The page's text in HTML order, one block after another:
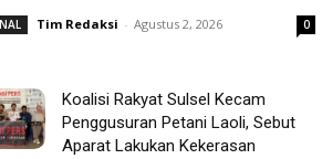
Tim Redaksi - Agustus 2, 2026 0
Koalisi Rakyat Sulsel Kecam
Penggusuran Petani Laoli, Sebut
Aparat Lakukan Kekerasan